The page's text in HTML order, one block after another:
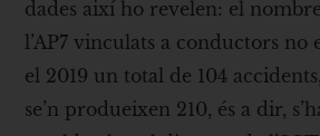
dades així ho revelen: el
l’AP7 vinculats a conductors no
el 2019 un total de 104
se’n produeixen 210, és a dir,